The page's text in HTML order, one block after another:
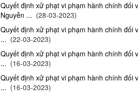
Quyết định xử phạt vi phạm hành chính đối
Nguyễn ... (28-03-2023)
Quyết định xử phạt vi phạm hành chính đối
... (22-03-2023)
Quyết định xử phạt vi phạm hành chính đối
... (16-03-2023)
Quyết định xử phạt vi phạm hành chính đối
... (16-03-2023)